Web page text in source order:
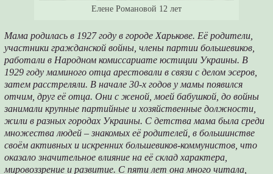
Елене Романовой 12 лет
Мама родилась в 1927 году в городе Харькове. Её родители,
участники гражданской войны, члены партии большевиков,
работали в Народном комиссариате юстиции Украины. В
1929 году маминого отца арестовали в связи с делом эсеров,
затем расстреляли. В начале 30-х годов у мамы появился
отчим, друг её отца. Они с женой, моей бабушкой, до войны
занимали крупные партийные и хозяйственные должности,
жили в разных городах Украины. С детства мама была среди
множества людей – знакомых её родителей, в большинстве
своём активных и искренних большевиков-коммунистов, что
оказало значительное влияние на её склад характера,
мировоззрение и развитие. С пяти лет она много читала,